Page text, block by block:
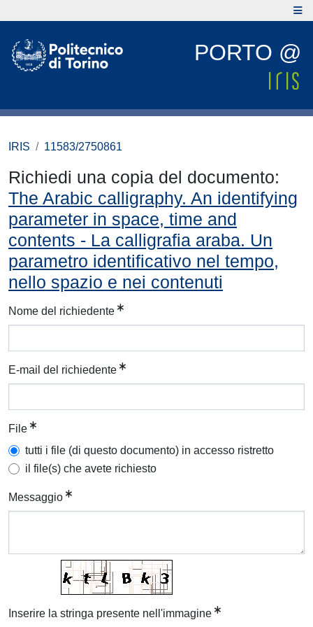
PORTO @
IRIS 11583/2750861
Richiedi una copia del documento:
The Arabic calligraphy. An identifying
parameter in space, time and
contents - La calligrafia araba. Un
parametro identificativo nel tempo,
nello spazio e nei contenuti
Nome del richiedente
E-mail del richiedente
File
tutti i file (di questo documento) in accesso ristretto
il file(s) che avete richiesto
Messaggio
Inserire la stringa presente nell'immagine